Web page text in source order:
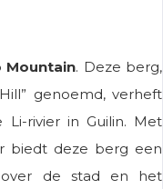
Mountain. Deze berg,
genoemd, verheft
Li-rivier in Guilin. Met
biedt deze berg een
over de stad en het